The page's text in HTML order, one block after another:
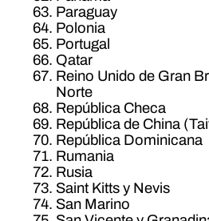
Paraguay
Polonia
Portugal
Qatar
Reino Unido de Gran
Norte
República Checa
República de China
República Dominicana
Rumania
Rusia
Saint Kitts y Nevis
San Marino